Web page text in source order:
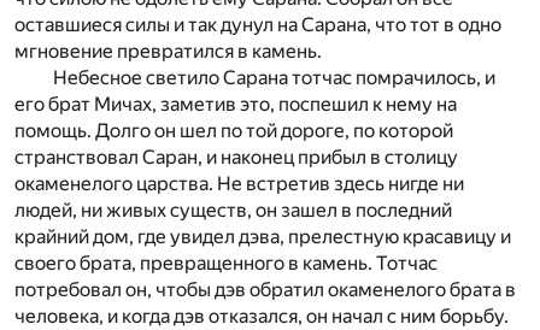
оставшиеся силы и так дунул на Сарана, что тот в одно
мгновение превратился в камень.
Небесное светило Сарана тотчас помрачилось, и
его брат Мичах, заметив это, поспешил к нему на
помощь. Долго он шел по той дороге, по которой
странствовал Саран, и наконец прибыл в столицу
окаменелого царства. Не встретив здесь нигде ни
людей, ни живых существ, он зашел в последний
крайний дом, где увидел дэва, прелестную красавицу и
своего брата, превращенного в камень. Тотчас
потребовал он, чтобы дэв обратил окаменелого брата в
человека, и когда дэв отказался, он начал с ним борьбу.